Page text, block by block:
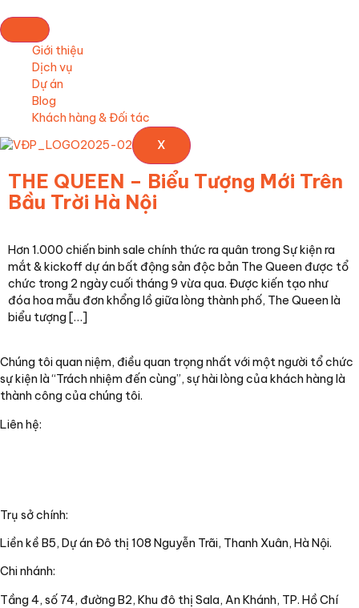
Giới thiệu
Dịch vụ
Dự án
Blog
Khách hàng & Đối tác
X
THE QUEEN – Biểu Tượng Mới Trên
Bầu Trời Hà Nội
Hơn 1.000 chiến binh sale chính thức ra quân trong Sự kiện ra
mắt & kickoff dự án bất động sản độc bản The Queen được tổ
chức trong 2 ngày cuối tháng 9 vừa qua. Được kiến tạo như
đóa hoa mẫu đơn khổng lồ giữa lòng thành phố, The Queen là
biểu tượng […]
Chúng tôi quan niệm, điều quan trọng nhất với một người tổ chức
sự kiện là “Trách nhiệm đến cùng”, sự hài lòng của khách hàng là
thành công của chúng tôi.
Liên hệ:
Trụ sở chính:
Liền kề B5, Dự án Đô thị 108 Nguyễn Trãi, Thanh Xuân, Hà Nội.
Chi nhánh:
Tầng 4, số 74, đường B2, Khu đô thị Sala, An Khánh, TP. Hồ Chí